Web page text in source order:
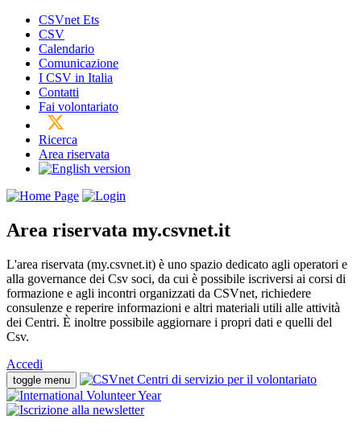
CSVnet Ets
CSV
Calendario
Comunicazione
I CSV in Italia
Contatti
Fai volontariato
Ricerca
Area riservata
Area riservata my.csvnet.it
L'area riservata (my.csvnet.it) è uno spazio dedicato agli operatori e
alla governance dei Csv soci, da cui è possibile iscriversi ai corsi di
formazione e agli incontri organizzati da CSVnet, richiedere
consulenze e reperire informazioni e altri materiali utili alle attività
dei Centri. È inoltre possibile aggiornare i propri dati e quelli del
Csv.
Accedi
toggle menu